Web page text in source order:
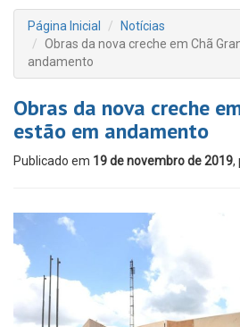
Página Inicial
Notícias
Obras da nova creche em Chã
andamento
Obras da nova creche
estão em andamento
Publicado em 19 de novembro de 2019,